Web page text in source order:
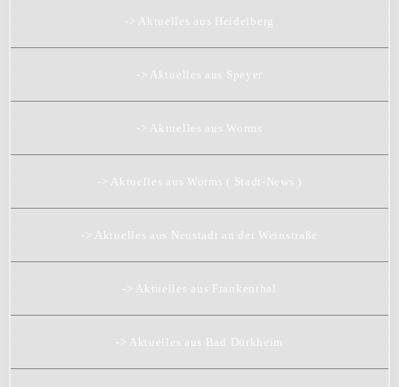
-> Aktuelles aus Heidelberg
-> Aktuelles aus Speyer
-> Aktuelles aus Worms
-> Aktuelles aus Worms ( Stadt-News )
-> Aktuelles aus Neustadt an der Weinstraße
-> Aktuelles aus Frankenthal
-> Aktuelles aus Bad Dürkheim